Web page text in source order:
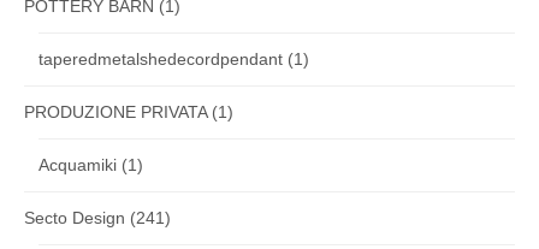
POTTERY BARN (1)
taperedmetalshedecordpendant (1)
PRODUZIONE PRIVATA(1)
Acquamiki (1)
Secto Design (241)